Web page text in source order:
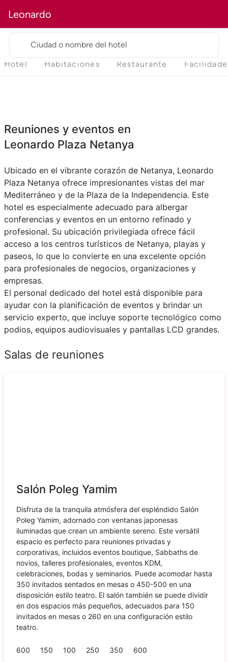
Leonardo
Ciudad o nombre del hotel
Hotel Habitaciones Restaurante
Reuniones y eventos en
Leonardo Plaza Netanya
Ubicado en el vibrante corazón de Netanya, Leonardo
Plaza Netanya ofrece impresionantes vistas del mar
Mediterráneo y de la Plaza de la Independencia. Este
hotel es especialmente adecuado para albergar
conferencias y eventos en un entorno refinado y
profesional. Su ubicación privilegiada ofrece fácil
acceso a los centros turísticos de Netanya, playas y
paseos, lo que lo convierte en una excelente opción
para profesionales de negocios, organizaciones y
empresas.
El personal dedicado del hotel está disponible para
ayudar con la planificación de eventos y brindar un
servicio experto, que incluye soporte tecnológico como
podios, equipos audiovisuales y pantallas LCD grandes.
Salas de reuniones
Salón Poleg Yamim
Disfruta de la tranquila atmósfera del espléndido Salón
Poleg Yamim, adornado con ventanas japonesas
iluminadas que crean un ambiente sereno. Este versátil
espacio es perfecto para reuniones privadas y
corporativas, incluidos eventos boutique, Sabbaths de
novios, talleres profesionales, eventos KDM,
celebraciones, bodas y seminarios. Puede acomodar hasta
350 invitados sentados en mesas o 450-500 en una
disposición estilo teatro. El salón también se puede dividir
en dos espacios más pequeños, adecuados para 150
invitados en mesas o 260 en una configuración estilo
teatro.
600 150 100 250 350
600